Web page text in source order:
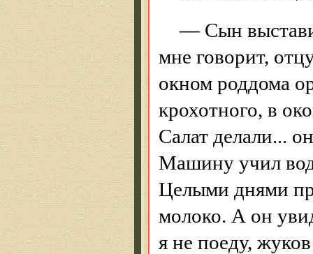
— Сын
мне говорит,
окном роддома
крохотного, в
Салат делали...
Машину учил
Целыми днями
молоко. А он
я не поеду,